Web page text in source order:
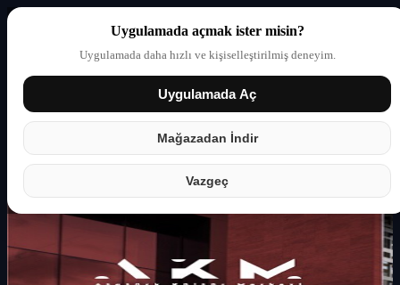
Uygulamada açmak ister misin?
Uygulamada daha hızlı ve kişiselleştirilmiş deneyim.
Uygulamada Aç
Mağazadan İndir
Vazgeç
Giriş yap Partner